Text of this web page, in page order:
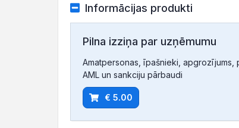
Informācijas produkti
Pilna izziņa par uzņēmumu
Amatpersonas, īpašnieki, apgrozījums,
AML un sankciju pārbaudi
€ 5.00